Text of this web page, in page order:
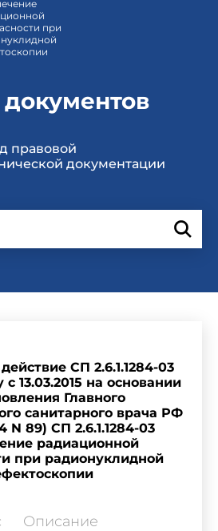
при
документов
правовой
документации
СП 2.6.1.1284-03
с 13.03.2015 на основании
Главного
санитарного врача РФ
N 89) СП 2.6.1.1284-03
радиационной
при радионуклидной
Описание